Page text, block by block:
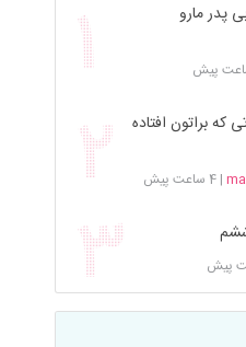
پدر مارو
که براتون افتاده
|4 ساعت پیش